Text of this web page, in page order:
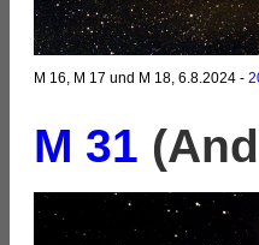
M 16, M 17 und M 18, 6.8.2024 -
M 31